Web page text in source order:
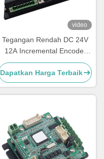
video
Tegangan Rendah DC 24V
12A Incremental Encoder
Servo Drive Untuk AGV
Dapatkan Harga Terbaik